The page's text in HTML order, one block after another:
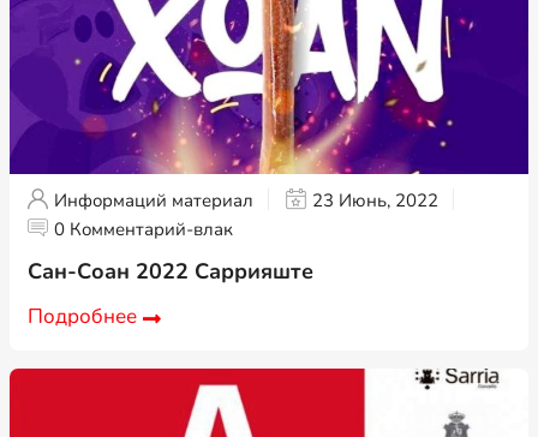
Информаций материал
23 Июнь, 2022
0 Комментарий-влак
Сан-Соан 2022 Саррияште
Подробнее